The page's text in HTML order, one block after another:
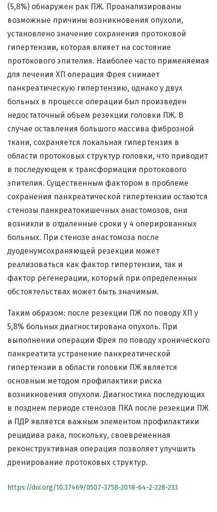
(5,8%) обнаружен рак ПЖ. Проанализированы
возможные причины возникновения опухоли,
установлено значение сохранения протоковой
гипертензии, которая влияет на состояние
протокового эпителия. Наиболее часто применяемая
для лечения ХП операция Фрея снимает
панкреатическую гипертензию, однако у двух
больных в процессе операции был произведен
недостаточный объем резекции головки ПЖ. В
случае оставления большого массива фиброзной
ткани, сохраняется локальная гипертензия в
области протоковых структур головки, что приводит
в последующем к трансформации протокового
эпителия. Существенным фактором в проблеме
сохранения панкреатической гипертензии остаются
стенозы панкреатокишечных анастомозов, они
возникли в отдаленные сроки у 4 оперированных
больных. При стенозе анастомоза после
дуоденумсохраняющей резекции может
реализоваться как фактор гипертензии, так и
фактор регенерации, который при определенных
обстоятельствах может быть значимым.
Таким образом: после резекции ПЖ по поводу ХП у
5,8% больных диагностирована опухоль. При
выполнении операции Фрея по поводу хронического
панкреатита устранение панкреатической
гипертензии в области головки ПЖ является
основным методом профилактики риска
возникновения опухоли. Диагностика последующих
в позднем периоде стенозов ПКА после резекции ПЖ
и ПДР является важным элементом профилактики
рецидива рака, поскольку, своевременная
реконструктивная операция позволяет улучшить
дренирование протоковых структур.
https://doi.org/10.37469/0507-3758-2018-64-2-228-233